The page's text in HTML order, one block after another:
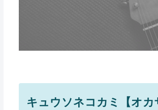
キュウソネコカミ【オ